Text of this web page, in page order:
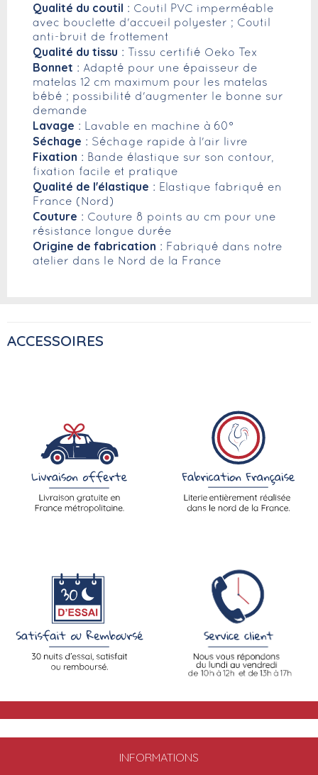
Qualité du coutil : Coutil PVC imperméable
avec bouclette d'accueil polyester ; Coutil
anti-bruit de frottement
Qualité du tissu : Tissu certifié Oeko Tex
Bonnet : Adapté pour une épaisseur de
matelas 12 cm maximum pour les matelas
bébé ; possibilité d'augmenter le bonne sur
demande
Lavage : Lavable en machine à 60°
Séchage : Séchage rapide à l'air livre
Fixation : Bande élastique sur son contour,
fixation facile et pratique
Qualité de l'élastique : Elastique fabriqué en
France (Nord)
Couture : Couture 8 points au cm pour une
résistance longue durée
Origine de fabrication : Fabriqué dans notre
atelier dans le Nord de la France
ACCESSOIRES
INFORMATIONS